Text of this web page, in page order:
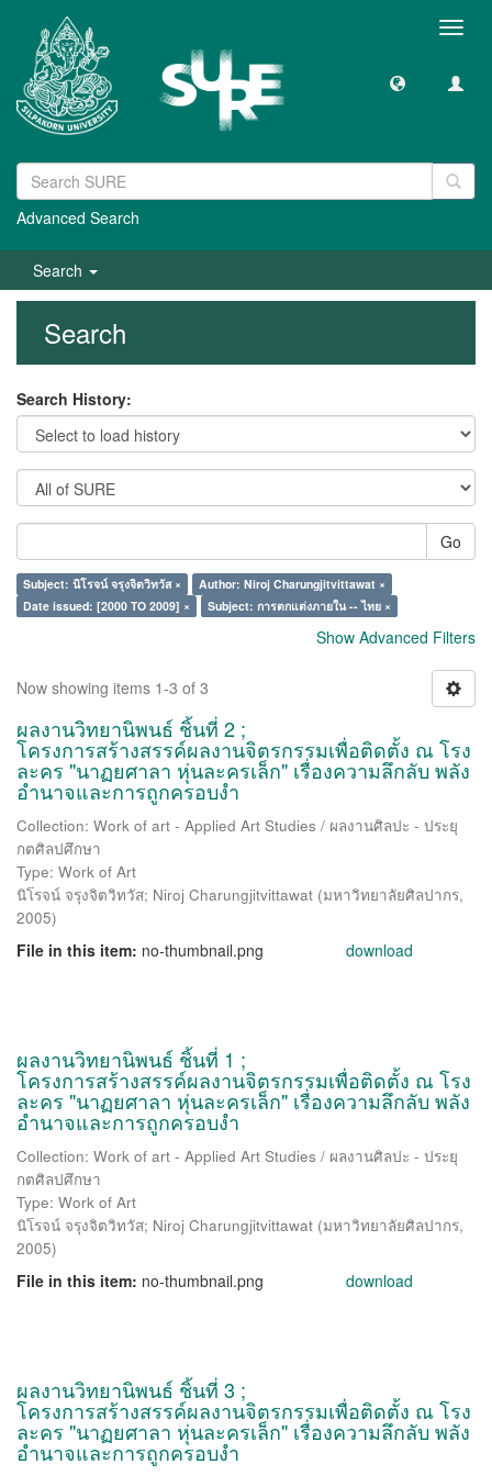
Advanced Search
Search
Search
Search History:
Go
Subject: นิโรจน์ จรุงจิตวิทวัส ×
Author: Niroj Charungjitvittawat ×
Date issued: [2000 TO 2009] ×
Subject: การตกแต่งภายใน -- ไทย ×
Show Advanced Filters
Now showing items 1-3 of 3
ผลงานวิทยานิพนธ์ ชิ้นที่ 2 ;
โครงการสร้างสรรค์ผลงานจิตรกรรมเพื่อติดตั้ง ณ โรง
ละคร "นาฏยศาลา หุ่นละครเล็ก" เรื่องความลึกลับ พลัง
อำนาจและการถูกครอบงำ
Collection: Work of art - Applied Art Studies / ผลงานศิลปะ - ประยุ
กตศิลปศึกษา
Type: Work of Art
นิโรจน์ จรุงจิตวิทวัส; Niroj Charungjitvittawat (มหาวิทยาลัยศิลปากร,
2005)
File in this item: no-thumbnail.png download
ผลงานวิทยานิพนธ์ ชิ้นที่ 1 ;
โครงการสร้างสรรค์ผลงานจิตรกรรมเพื่อติดตั้ง ณ โรง
ละคร "นาฏยศาลา หุ่นละครเล็ก" เรื่องความลึกลับ พลัง
อำนาจและการถูกครอบงำ
Collection: Work of art - Applied Art Studies / ผลงานศิลปะ - ประยุ
กตศิลปศึกษา
Type: Work of Art
นิโรจน์ จรุงจิตวิทวัส; Niroj Charungjitvittawat (มหาวิทยาลัยศิลปากร,
2005)
File in this item: no-thumbnail.png download
ผลงานวิทยานิพนธ์ ชิ้นที่ 3 ;
โครงการสร้างสรรค์ผลงานจิตรกรรมเพื่อติดตั้ง ณ โรง
ละคร "นาฏยศาลา หุ่นละครเล็ก" เรื่องความลึกลับ พลัง
อำนาจและการถูกครอบงำ